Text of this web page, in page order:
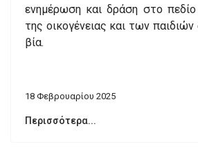
ενημέρωση και δράση στο
της οικογένειας και των
βία.
18 Φεβρουαρίου 2025
Περισσότερα...